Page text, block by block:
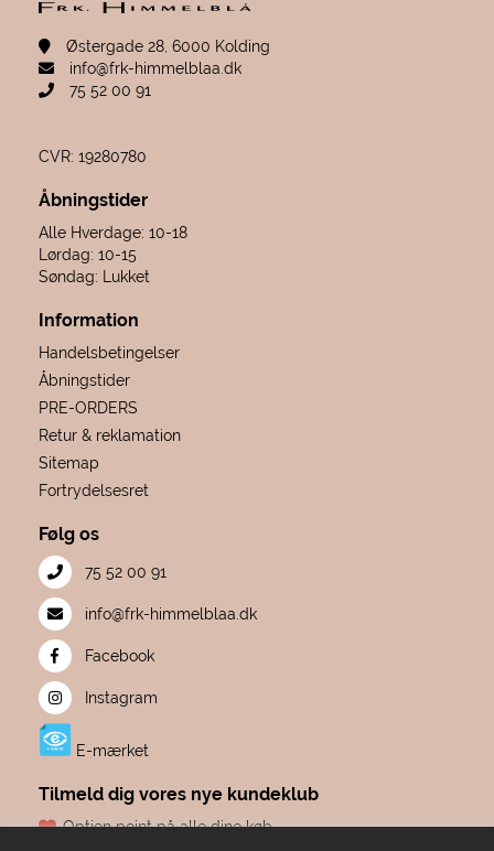
Østergade 28, 6000 Kolding
info@frk-himmelblaa.dk
75 52 00 91
CVR: 19280780
Åbningstider
Alle Hverdage: 10-18
Lørdag: 10-15
Søndag: Lukket
Information
Handelsbetingelser
Åbningstider
PRE-ORDERS
Retur & reklamation
Sitemap
Fortrydelsesret
Følg os
75 52 00 91
info@frk-himmelblaa.dk
Facebook
Instagram
E-mærket
Tilmeld dig vores nye kundeklub
Optjen point på alle dine køb